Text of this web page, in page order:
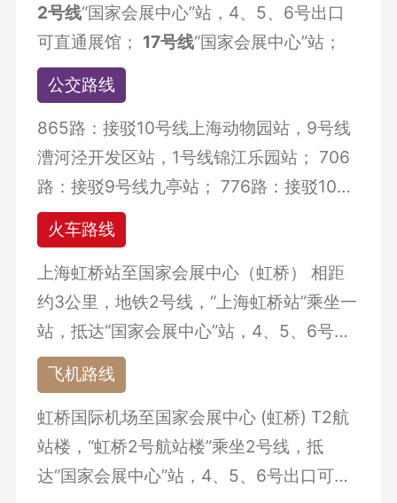
2号线“国家会展中心”站，4、5、6号出口
可直通展馆； 17号线“国家会展中心”站；
公交路线
865路：接驳10号线上海动物园站，9号线
漕河泾开发区站，1号线锦江乐园站； 706
路：接驳9号线九亭站； 776路：接驳10号
线紫藤路，2、3、4号线中山公园站；
火车路线
上海虹桥站至国家会展中心（虹桥） 相距
约3公里，地铁2号线，“上海虹桥站”乘坐一
站，抵达“国家会展中心”站，4、5、6号出
口可直通展馆； 上海火车站至国家会展中
心（虹桥） 相距约25公里，可乘坐地铁1号
线到“人民广场”站，换乘2号线至“国家会展
中心”站； 上海南站至国家会展中心（虹
桥） 相距约23公里，可乘坐地铁3号线
飞机路线
虹桥国际机场至国家会展中心 (虹桥) T2航
站楼，“虹桥2号航站楼”乘坐2号线，抵
达“国家会展中心”站，4、5、6号出口可直